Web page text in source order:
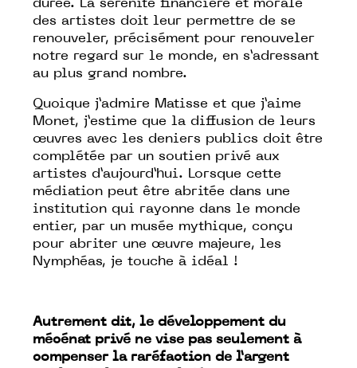
durée. La sérénité financière et morale
des artistes doit leur permettre de se
renouveler, précisément pour renouveler
notre regard sur le monde, en s’adressant
au plus grand nombre.
Quoique j’admire Matisse et que j’aime
Monet, j’estime que la diffusion de leurs
œuvres avec les deniers publics doit être
complétée par un soutien privé aux
artistes d’aujourd’hui. Lorsque cette
médiation peut être abritée dans une
institution qui rayonne dans le monde
entier, par un musée mythique, conçu
pour abriter une œuvre majeure, les
Nymphéas, je touche à idéal !
Autrement dit, le développement du
mécénat privé ne vise pas seulement à
compenser la raréfaction de l’argent